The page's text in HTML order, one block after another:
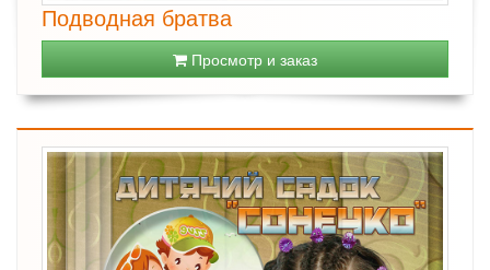
Подводная братва
Просмотр и заказ